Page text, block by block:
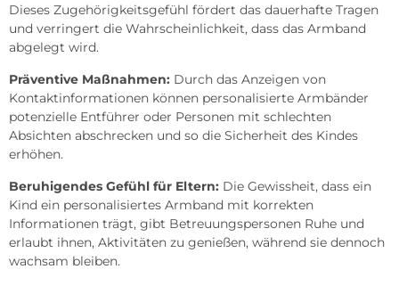
Dieses Zugehörigkeitsgefühl fördert das dauerhafte Tragen
und verringert die Wahrscheinlichkeit, dass das Armband
abgelegt wird.
Präventive Maßnahmen: Durch das Anzeigen von
Kontaktinformationen können personalisierte Armbänder
potenzielle Entführer oder Personen mit schlechten
Absichten abschrecken und so die Sicherheit des Kindes
erhöhen.
Beruhigendes Gefühl für Eltern: Die Gewissheit, dass ein
Kind ein personalisiertes Armband mit korrekten
Informationen trägt, gibt Betreuungspersonen Ruhe und
erlaubt ihnen, Aktivitäten zu genießen, während sie dennoch
wachsam bleiben.